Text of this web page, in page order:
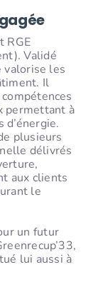
RGE
Validé
valorise les
Il
permettant à
plusieurs
délivrés
aux clients
le
un futur
lui aussi à